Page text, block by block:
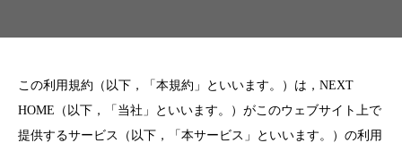
この利用規約（以下，「本規約」といいます。）は，NEXT
HOME（以下，「当社」といいます。）がこのウェブサイト上で
提供するサービス（以下，「本サービス」といいます。）の利用